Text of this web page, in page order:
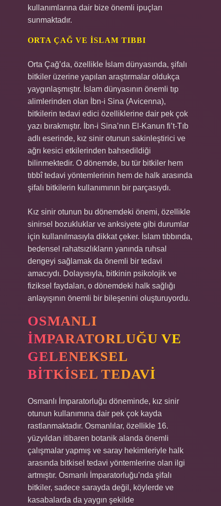
kullanımlarına dair bize önemli ipuçları
sunmaktadır.
ORTA ÇAĞ VE İSLAM TIBBI
Orta Çağ’da, özellikle İslam dünyasında, şifalı
bitkiler üzerine yapılan araştırmalar oldukça
yaygınlaşmıştır. İslam dünyasının önemli tıp
alimlerinden olan İbn-i Sina (Avicenna),
bitkilerin tedavi edici özelliklerine dair pek çok
yazı bırakmıştır. İbn-i Sina’nın El-Kanun fi’t-Tıb
adlı eserinde, kız sinir otunun sakinleştirici ve
ağrı kesici etkilerinden bahsedildiği
bilinmektedir. O dönemde, bu tür bitkiler hem
tıbbî tedavi yöntemlerinin hem de halk arasında
şifalı bitkilerin kullanımının bir parçasıydı.
Kız sinir otunun bu dönemdeki önemi, özellikle
sinirsel bozukluklar ve anksiyete gibi durumlar
için kullanılmasıyla dikkat çeker. İslam tıbbında,
bedensel rahatsızlıkların yanında ruhsal
dengeyi sağlamak da önemli bir tedavi
amacıydı. Dolayısıyla, bitkinin psikolojik ve
fiziksel faydaları, o dönemdeki halk sağlığı
anlayışının önemli bir bileşenini oluşturuyordu.
OSMANLI
İMPARATORLUĞU VE
GELENEKSEL
BITKISEL TEDAVI
Osmanlı İmparatorluğu döneminde, kız sinir
otunun kullanımına dair pek çok kayda
rastlanmaktadır. Osmanlılar, özellikle 16.
yüzyıldan itibaren botanik alanda önemli
çalışmalar yapmış ve saray hekimleriyle halk
arasında bitkisel tedavi yöntemlerine olan ilgi
artmıştır. Osmanlı İmparatorluğu’nda şifalı
bitkiler, sadece sarayda değil, köylerde ve
kasabalarda da yaygın şekilde